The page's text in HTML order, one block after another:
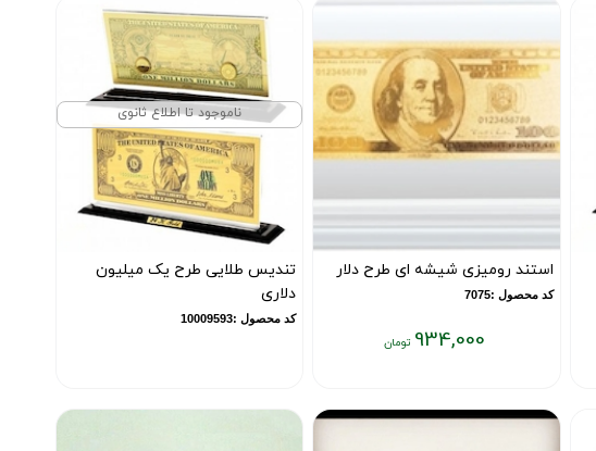
استند رومیزی شیشه ای طرح دلار
کد محصول :7075
934,000
۹۳۴,۰۰۰
ناموجود تا اطلاع ثانوی
تندیس طلایی طرح یک میلیون
دلاری
کد محصول :10009593